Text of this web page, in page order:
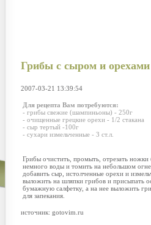
Грибы с сыром и орехами
2007-03-21 13:39:54
Для рецепта Вам потребуются:
- грибы свежие (шампиньоны) - 250г
- очищенные грецкие орехи - 1/2 стакана
- сыр тертый -100г
- сухари измельченные - 3 ст.л.
Грибы очистить, промыть, отрезать
немного воды и томить на небольшом
добавить сыр, истолченные орехи и
выложить на шляпки грибов и присыпать
бумажную салфетку, а на нее выложить
для запекания.
источник: gotovim.ru